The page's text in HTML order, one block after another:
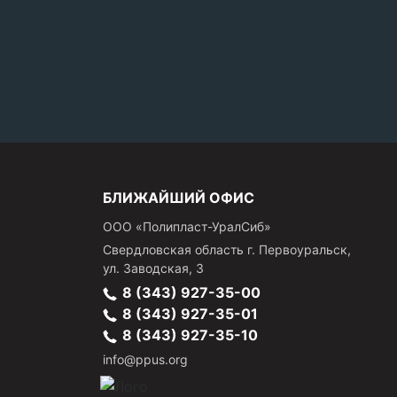
БЛИЖАЙШИЙ ОФИС
ООО «Полипласт-УралСиб»
Свердловская область г. Первоуральск,
ул. Заводская, 3
8 (343) 927-35-00
8 (343) 927-35-01
8 (343) 927-35-10
info@ppus.org